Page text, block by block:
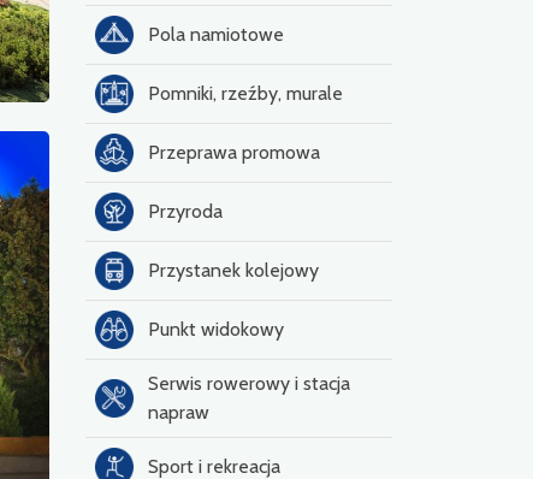
Pola namiotowe
Pomniki, rzeźby, murale
Przeprawa promowa
Przyroda
Przystanek kolejowy
Punkt widokowy
Serwis rowerowy i stacja
napraw
Sport i rekreacja